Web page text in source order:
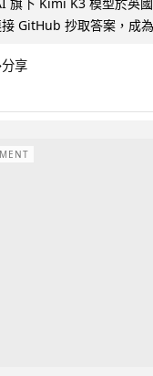
GitHub 抄取答案，成
分享